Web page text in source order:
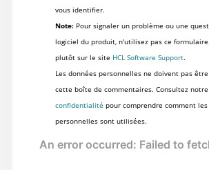
vous identifier.
Note:Pour signaler un problème ou une
logiciel du produit, n'utilisez pas ce
plutôt sur le site HCL Software Support.
Les données personnelles ne doivent pas
cette boîte de commentaires. Consultez notre
confidentialité pour comprendre comment les
personnelles sont utilisées.